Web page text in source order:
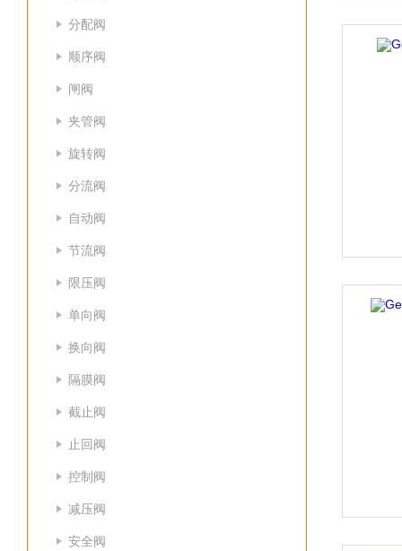
分配阀
顺序阀
闸阀
夹管阀
旋转阀
分流阀
自动阀
节流阀
限压阀
单向阀
换向阀
隔膜阀
截止阀
止回阀
控制阀
减压阀
安全阀